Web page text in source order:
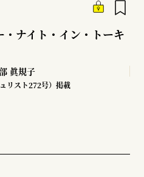
ナイト・イン・トーキ
眞規子
リスト272号）掲載